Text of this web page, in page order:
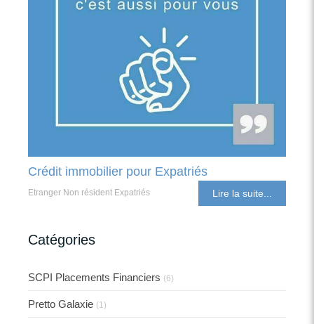
Crédit immobilier pour Expatriés
Etranger Non résident Expatriés Lire la suite...
Catégories
SCPI Placements Financiers (6)
Pretto Galaxie (1)